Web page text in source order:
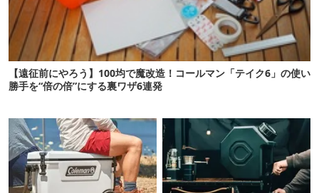
【遠征前にやろう】100均で魔改造！コールマン「テイク6」の使い
勝手を“倍の倍”にする裏ワザ6連発